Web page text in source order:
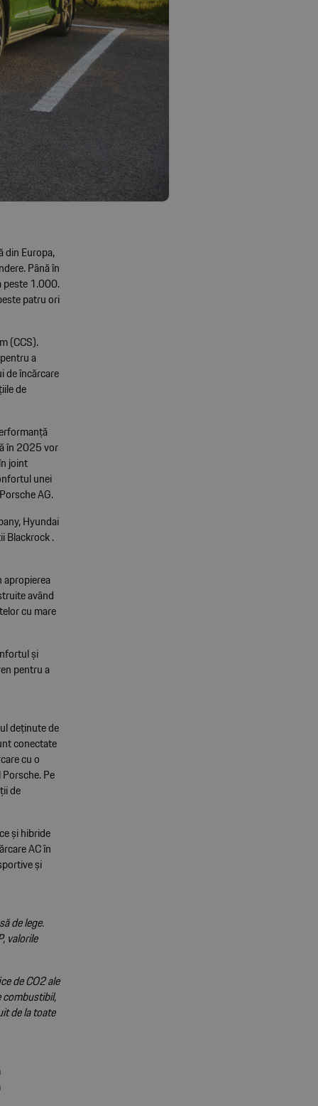
din Europa,
Până în
peste 1.000.
patru ori
(CCS).
a
de încărcare
de
în 2025 vor
joint
unei
AG.
Hyundai
Blackrock .
apropierea
având
cu mare
și
pentru a
deținute de
conectate
cu o
Pe
de
și hibride
AC în
și
de lege.
valorile
de CO2 ale
de la toate